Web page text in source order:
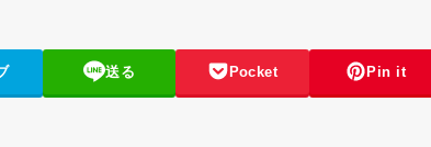
送る Pocket Pin it